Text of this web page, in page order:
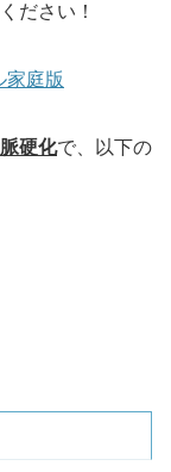
ださい！
家庭版
硬化で、以下の